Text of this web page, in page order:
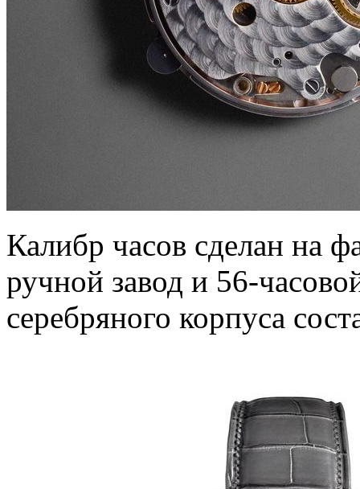
Калибр часов сделан на
ручной завод и 56-
серебряного корпуса